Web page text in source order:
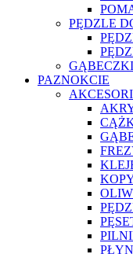
PĘDZLE
PAZNOKCIE